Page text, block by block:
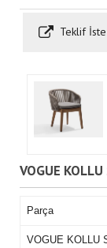
Teklif İste
VOGUE KOLLU
Parça
VOGUE KOLLU